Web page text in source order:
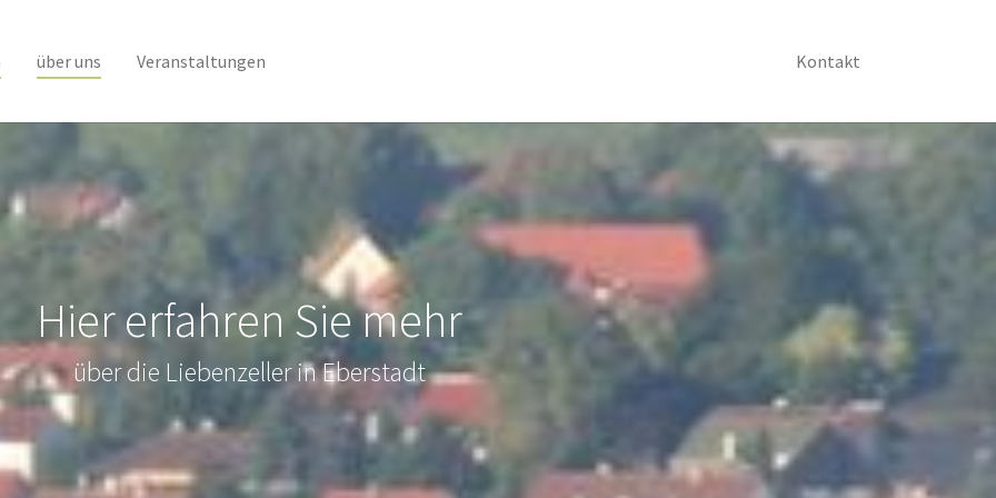
über uns(current)Veranstaltungen Kontakt
Hier erfahren Sie mehr
über die Liebenzeller in Eberstadt